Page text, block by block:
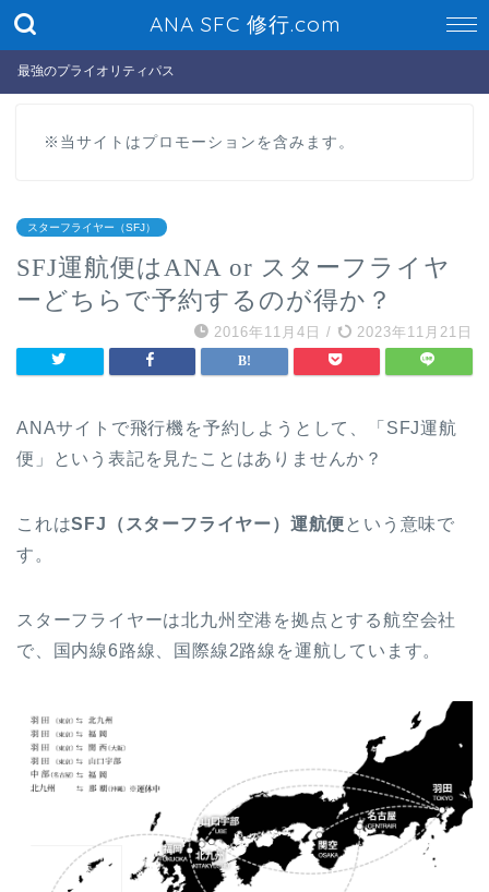
ANA SFC 修行.com
最強のプライオリティパス
※当サイトはプロモーションを含みます。
スターフライヤー（SFJ）
SFJ運航便はANA or スターフライヤ
ーどちらで予約するのが得か？
2016年11月4日 / 2023年11月21日
ANAサイトで飛行機を予約しようとして、「SFJ運航
便」という表記を見たことはありませんか？
これはSFJ（スターフライヤー）運航便 という意味で
す。
スターフライヤーは北九州空港を拠点とする航空会社
で、国内線6路線、国際線2路線を運航しています。